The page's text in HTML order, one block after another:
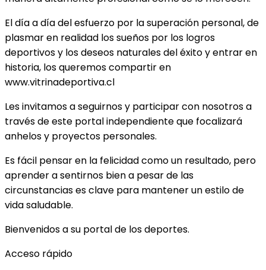
El día a día del esfuerzo por la superación personal, de
plasmar en realidad los sueños por los logros
deportivos y los deseos naturales del éxito y entrar en
historia, los queremos compartir en
www.vitrinadeportiva.cl
Les invitamos a seguirnos y participar con nosotros a
través de este portal independiente que focalizará
anhelos y proyectos personales.
Es fácil pensar en la felicidad como un resultado, pero
aprender a sentirnos bien a pesar de las
circunstancias es clave para mantener un estilo de
vida saludable.
Bienvenidos a su portal de los deportes.
Acceso rápido